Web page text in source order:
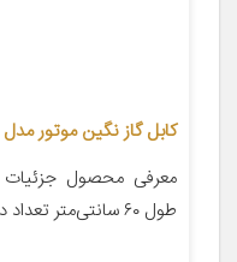
کابل گاز نگین موتور مدل 240489 مناسب برای رانا
معرفی محصول جزئیات
طول ۶۰ سانتی‌متر تعداد در بسته‌بندی ۱